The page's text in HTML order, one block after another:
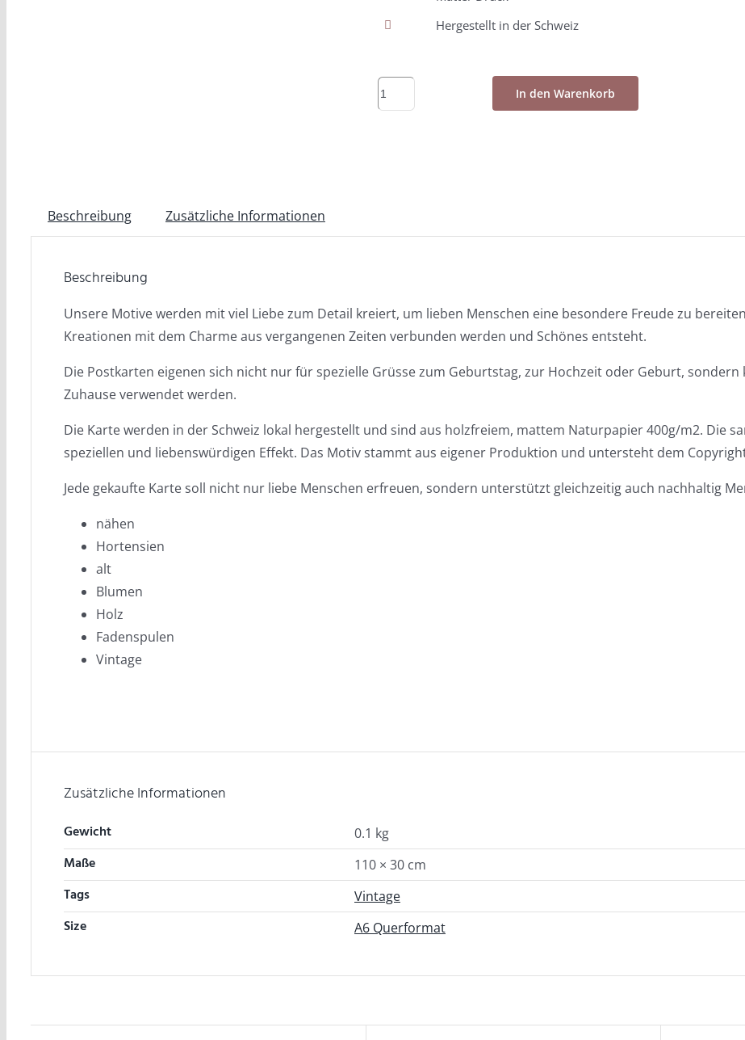
Hergestellt in der Schweiz
Postkarte
-
In den Warenkorb
Beschreibung Zusätzliche Informationen
Beschreibung
Unsere Motive werden mit viel Liebe zum Detail kreiert, um lieben Menschen eine besondere Freude zu
Kreationen mit dem Charme aus vergangenen Zeiten verbunden werden und Schönes entsteht.
Die Postkarten eigenen sich nicht nur für spezielle Grüsse zum Geburtstag, zur Hochzeit oder Geburt,
Zuhause verwendet werden.
Die Karte werden in der Schweiz lokal hergestellt und sind aus holzfreiem, mattem Naturpapier 400g/m2. Die
speziellen und liebenswürdigen Effekt. Das Motiv stammt aus eigener Produktion und untersteht dem
Jede gekaufte Karte soll nicht nur liebe Menschen erfreuen, sondern unterstützt gleichzeitig auch nachhaltig
nähen
Hortensien
alt
Blumen
Holz
Fadenspulen
Vintage
Zusätzliche Informationen
Gewicht 0.1 kg
Maße 110 × 30 cm
Tags Vintage
Size A6 Querformat